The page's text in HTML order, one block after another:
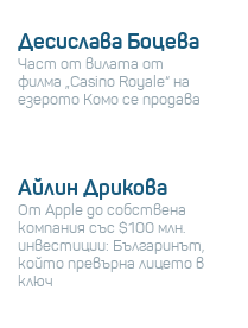
Десислава Боцева
Част от вилата от
филма „Casino Royale“ на
езерото Комо се продава
Айлин Дрикова
От Apple до собствена
компания със $100 млн.
инвестиции: Българинът,
който превърна лицето в
ключ